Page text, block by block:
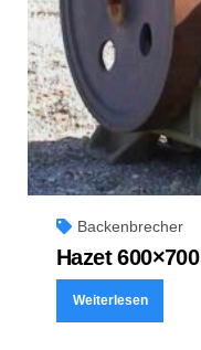
Backenbrecher
Hazet 600×700
Weiterlesen